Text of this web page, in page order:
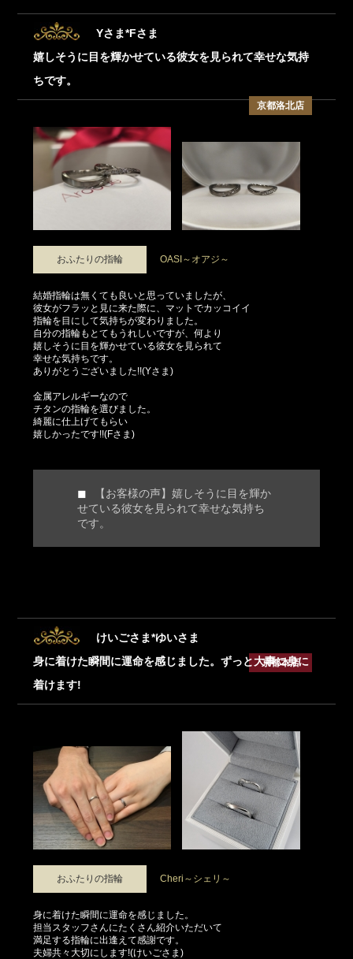
Yさま*Fさま
嬉しそうに目を輝かせている彼女を見られて幸せな気持
ちです。
京都洛北店
おふたりの指輪 OASI～オアジ～
結婚指輪は無くても良いと思っていましたが、
彼女がフラッと見に来た際に、マットでカッコイイ
指輪を目にして気持ちが変わりました。
自分の指輪もとてもうれしいですが、何より
嬉しそうに目を輝かせている彼女を見られて
幸せな気持ちです。
ありがとうございました!!(Yさま)
金属アレルギーなので
チタンの指輪を選びました。
綺麗に仕上げてもらい
嬉しかったです!!(Fさま)
【お客様の声】嬉しそうに目を輝か
せている彼女を見られて幸せな気持ち
です。
けいごさま*ゆいさま
身に着けた瞬間に運命を感じました。ずっと大事に身に
着けます!
京都本店
おふたりの指輪 Cheri～シェリ～
身に着けた瞬間に運命を感じました。
担当スタッフさんにたくさん紹介いただいて
満足する指輪に出逢えて感謝です。
夫婦共々大切にします!(けいごさま)